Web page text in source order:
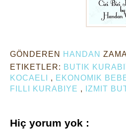
GÖNDEREN HANDAN
ETIKETLER: BUTIK
KOCAELI , EKONOMIK
FILLI KURABIYE , IZMIT
Hiç yorum yok :